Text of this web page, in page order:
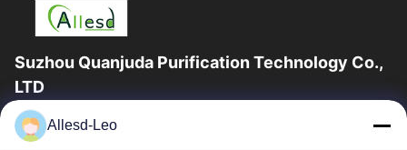
Suzhou Quanjuda Purification Technology Co.,
LTD
Pengalaman 16 tahun, Sebagai produsen dan pengekspor
produk ESD & Cleanroom terkemuka, kami menawarkan jajaran
Allesd-Leo